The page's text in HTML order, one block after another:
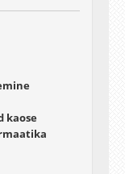
kaose